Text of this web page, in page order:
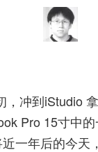
，冲到iStudio
Pro 15寸中
一年后的今天